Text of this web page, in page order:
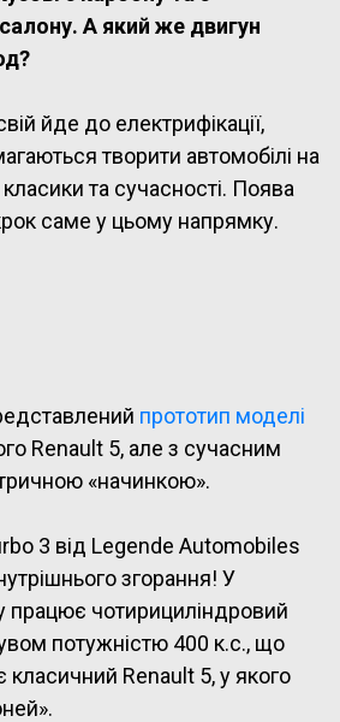
А який же двигун
йде до електрифікації,
творити автомобілі на
та сучасності. Поява
саме у цьому напрямку.
прототип моделі
Renault 5, але з сучасним
«начинкою».
3 від Legende Automobiles
згорання! У
працює чотирициліндровий
потужністю 400 к.с., що
Renault 5, у якого